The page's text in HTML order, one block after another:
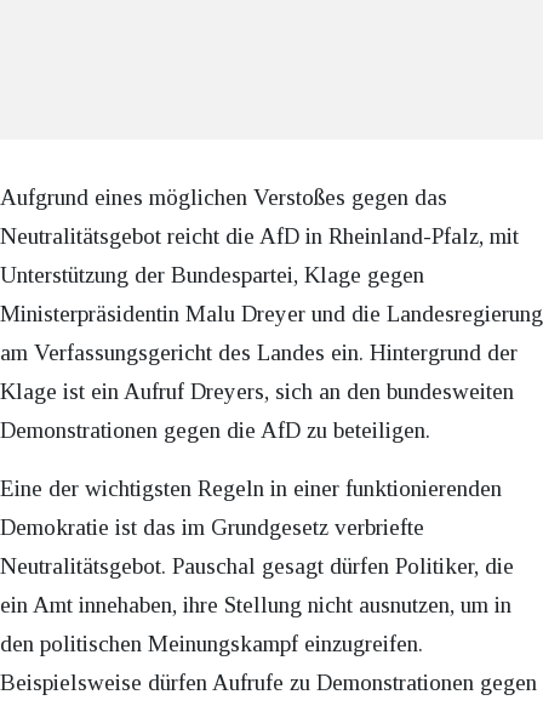
Aufgrund eines möglichen Verstoßes gegen das
Neutralitätsgebot reicht die AfD in Rheinland-Pfalz, mit
Unterstützung der Bundespartei, Klage gegen
Ministerpräsidentin Malu Dreyer und die Landesregierung
am Verfassungsgericht des Landes ein. Hintergrund der
Klage ist ein Aufruf Dreyers, sich an den bundesweiten
Demonstrationen gegen die AfD zu beteiligen.
Eine der wichtigsten Regeln in einer funktionierenden
Demokratie ist das im Grundgesetz verbriefte
Neutralitätsgebot. Pauschal gesagt dürfen Politiker, die
ein Amt innehaben, ihre Stellung nicht ausnutzen, um in
den politischen Meinungskampf einzugreifen.
Beispielsweise dürfen Aufrufe zu Demonstrationen gegen